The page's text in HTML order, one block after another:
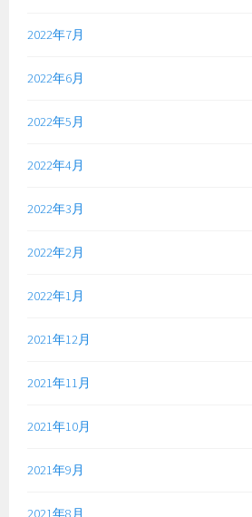
2022年7月
2022年6月
2022年5月
2022年4月
2022年3月
2022年2月
2022年1月
2021年12月
2021年11月
2021年10月
2021年9月
2021年8月